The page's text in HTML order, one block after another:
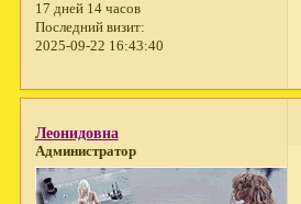
17 дней 14 часов
Последний визит:
2025-09-22 16:43:40
Леонидовна
Администратор